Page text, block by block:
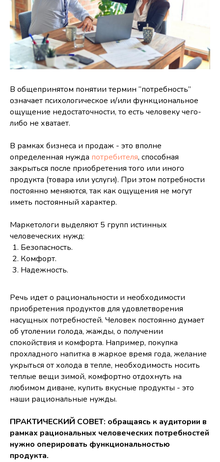
В общепринятом понятии термин “потребность”
означает психологическое и/или функциональное
ощущение недостаточности, то есть человеку чего-
либо не хватает.
В рамках бизнеса и продаж - это вполне
определенная нужда потребителя, способная
закрыться после приобретения того или иного
продукта (товара или услуги). При этом потребности
постоянно меняются, так как ощущения не могут
иметь постоянный характер.
Маркетологи выделяют 5 групп истинных
человеческих нужд:
Безопасность.
Комфорт.
Надежность.
Речь идет о рациональности и необходимости
приобретения продуктов для удовлетворения
насущных потребностей. Человек постоянно думает
об утолении голода, жажды, о получении
спокойствия и комфорта. Например, покупка
прохладного напитка в жаркое время года, желание
укрыться от холода в тепле, необходимость носить
теплые вещи зимой, комфортно отдохнуть на
любимом диване, купить вкусные продукты - это
наши рациональные нужды.
ПРАКТИЧЕСКИЙ СОВЕТ: обращаясь к аудитории в
рамках рациональных человеческих потребностей
нужно оперировать функциональностью
продукта.